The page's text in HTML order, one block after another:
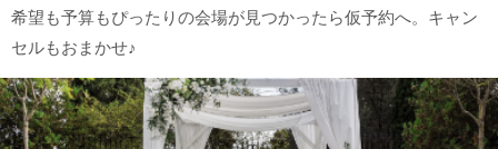
希望も予算もぴったりの会場が見つかったら仮予約へ。キャン
セルもおまかせ♪